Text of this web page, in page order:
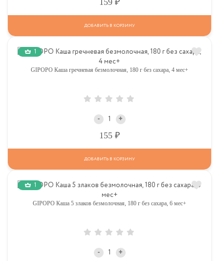
ДОБАВИТЬ В КОРЗИНУ
1
GIPOPO Каша гречневая безмолочная, 180 г без сахара, 4 мес+
- +
155
ДОБАВИТЬ В КОРЗИНУ
1
GIPOPO Каша 5 злаков безмолочная, 180 г без сахара, 6 мес+
- +